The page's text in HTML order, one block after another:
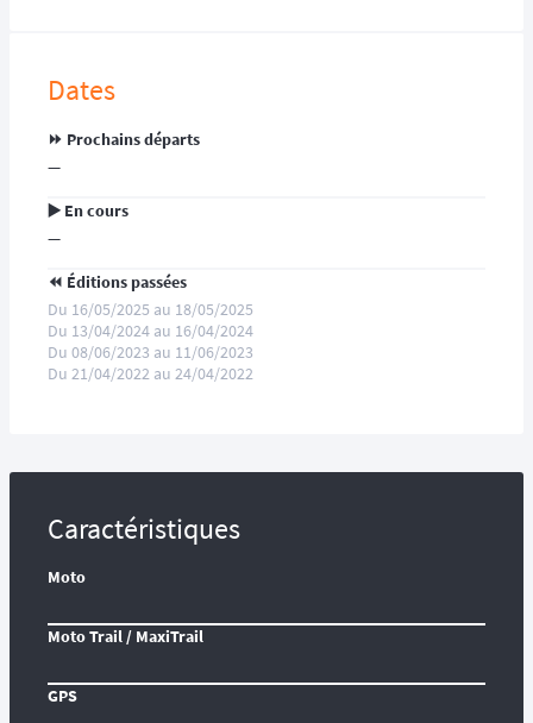
Dates
⏩️ Prochains départs
—
▶️ En cours
—
⏪️ Éditions passées
Du 16/05/2025 au 18/05/2025
Du 13/04/2024 au 16/04/2024
Du 08/06/2023 au 11/06/2023
Du 21/04/2022 au 24/04/2022
Caractéristiques
Moto
Moto Trail / MaxiTrail
GPS